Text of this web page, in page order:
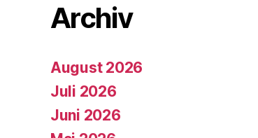
Archiv
August 2026
Juli 2026
Juni 2026